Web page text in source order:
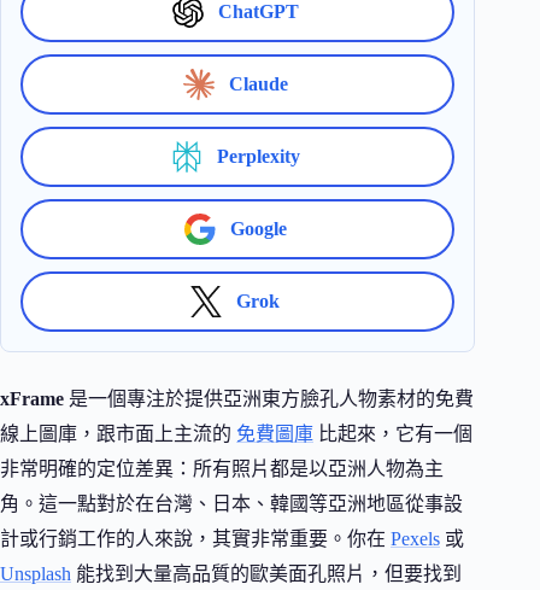
ChatGPT
Claude
Perplexity
Google
Grok
xFrame 是一個專注於提供亞洲東方臉孔人物素材的免費
線上圖庫，跟市面上主流的 免費圖庫 比起來，它有一個
非常明確的定位差異：所有照片都是以亞洲人物為主
角。這一點對於在台灣、日本、韓國等亞洲地區從事設
計或行銷工作的人來說，其實非常重要。你在 Pexels 或
Unsplash 能找到大量高品質的歐美面孔照片，但要找到